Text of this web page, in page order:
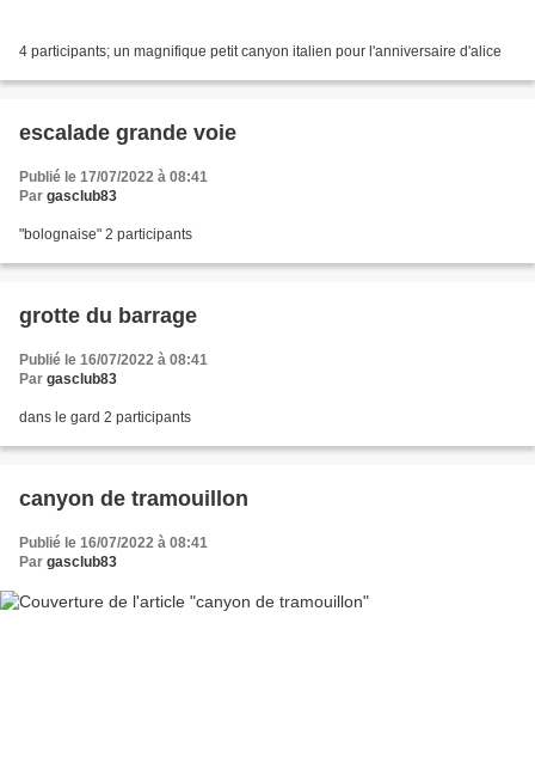
4 participants; un magnifique petit canyon italien pour l'anniversaire d'alice
escalade grande voie
Publié le 17/07/2022 à 08:41
Par gasclub83
"bolognaise" 2 participants
grotte du barrage
Publié le 16/07/2022 à 08:41
Par gasclub83
dans le gard 2 participants
canyon de tramouillon
Publié le 16/07/2022 à 08:41
Par gasclub83